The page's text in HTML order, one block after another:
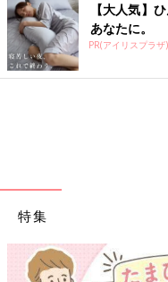
【大人気】
あなたに。
PR(アイリスプラザ)
特集